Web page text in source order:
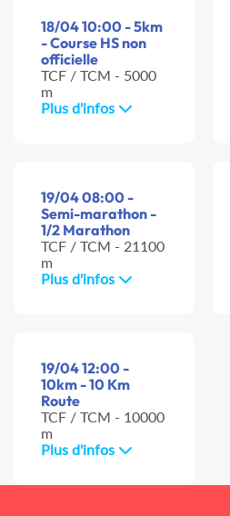
18/04 10:00 - 5km
- Course HS non
officielle
TCF / TCM - 5000
m
Plus d'infos
19/04 08:00 -
Semi-marathon -
1/2 Marathon
TCF / TCM - 21100
m
Plus d'infos
19/04 12:00 -
10km - 10 Km
Route
TCF / TCM - 10000
m
Plus d'infos